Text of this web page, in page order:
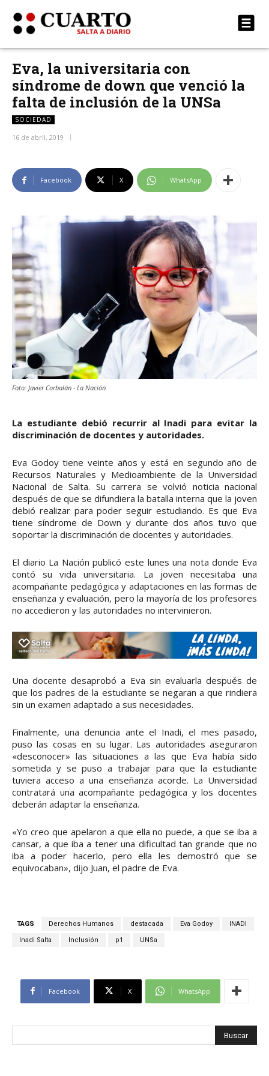
Eva, la universitaria con
síndrome de down que venció la
falta de inclusión de la UNSa
SOCIEDAD
16 de abril, 2019
Facebook X WhatsApp
Foto: Javier Corbalán - La Nación.
La estudiante debió recurrir al Inadi para evitar la
discriminación de docentes y autoridades.
Eva Godoy tiene veinte años y está en segundo año de
Recursos Naturales y Medioambiente de la Universidad
Nacional de Salta. Su carrera se volvió noticia nacional
después de que se difundiera la batalla interna que la joven
debió realizar para poder seguir estudiando. Es que Eva
tiene síndrome de Down y durante dos años tuvo que
soportar la discriminación de docentes y autoridades.
El diario La Nación publicó este lunes una nota donde Eva
contó su vida universitaria. La joven necesitaba una
acompañante pedagógica y adaptaciones en las formas de
enseñanza y evaluación, pero la mayoría de los profesores
no accedieron y las autoridades no intervinieron.
Una docente desaprobó a Eva sin evaluarla después de
que los padres de la estudiante se negaran a que rindiera
sin un examen adaptado a sus necesidades.
Finalmente, una denuncia ante el Inadi, el mes pasado,
puso las cosas en su lugar. Las autoridades aseguraron
«desconocer» las situaciones a las que Eva había sido
sometida y se puso a trabajar para que la estudiante
tuviera acceso a una enseñanza acorde. La Universidad
contratará una acompañante pedagógica y los docentes
deberán adaptar la enseñanza.
«Yo creo que apelaron a que ella no puede, a que se iba a
cansar, a que iba a tener una dificultad tan grande que no
iba a poder hacerlo, pero ella les demostró que se
equivocaban», dijo Juan, el padre de Eva.
TAGS Derechos Humanos destacada Eva Godoy INADI
Inadi Salta Inclusión p1 UNSa
Facebook X WhatsApp